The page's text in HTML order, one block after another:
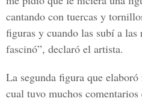
cantando con tuercas y
figuras y cuando las subí a las
fascinó”, declaró el artista.
La segunda figura que
cual tuvo muchos comentarios